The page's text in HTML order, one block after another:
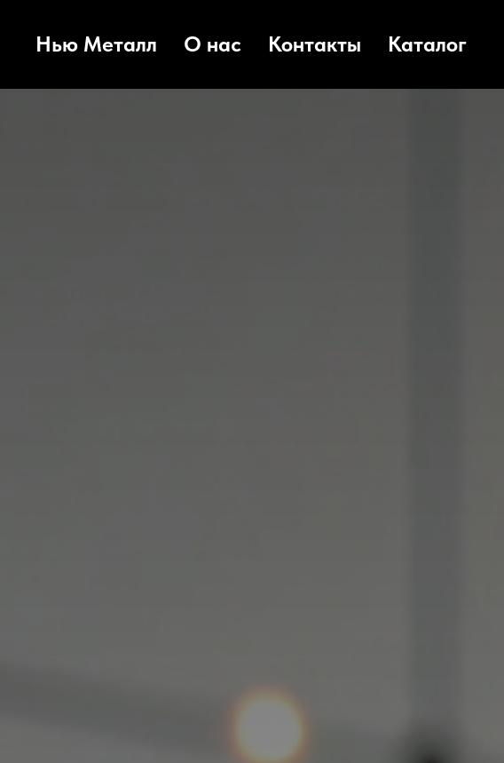
Нью Металл О нас Контакты Каталог